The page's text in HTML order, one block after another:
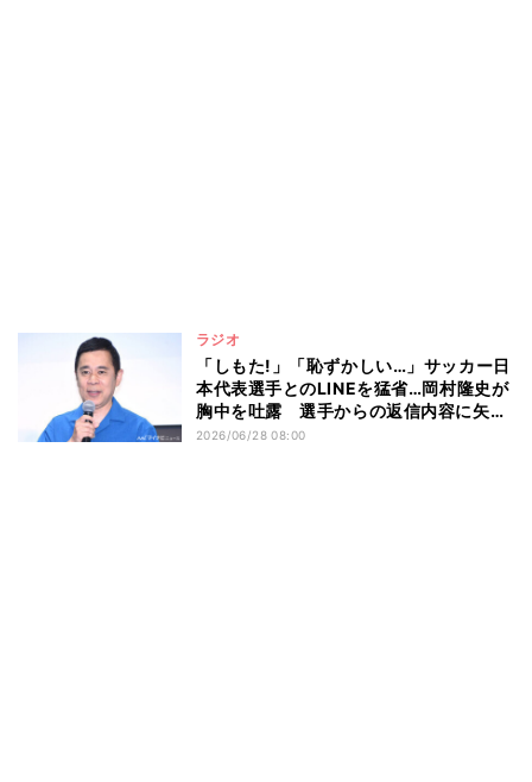
ラジオ
「しもた!」「恥ずかしい…」サッカー日
本代表選手とのLINEを猛省…岡村隆史が
胸中を吐露 選手からの返信内容に矢部
浩之は感動「素晴らしい」
2026/06/28 08:00